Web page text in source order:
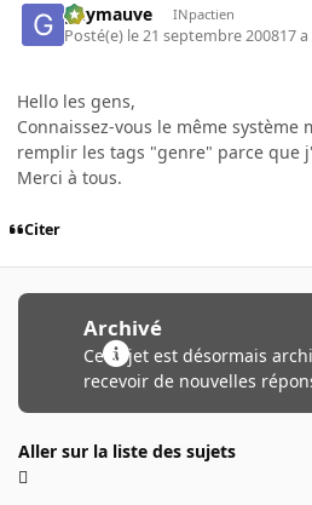
guymauve INpactien
Posté(e) le 21 septembre 200817 a
Hello les gens,
Connaissez-vous le même système
remplir les tags "genre" parce que
Merci à tous.
Citer
Archivé
Ce sujet est désormais
recevoir de nouvelles
Aller sur la liste des sujets